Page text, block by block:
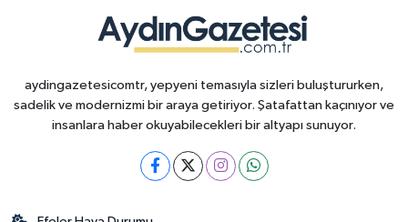
aydingazetesicomtr, yepyeni temasıyla sizleri buluştururken,
sadelik ve modernizmi bir araya getiriyor. Şatafattan kaçınıyor ve
insanlara haber okuyabilecekleri bir altyapı sunuyor.